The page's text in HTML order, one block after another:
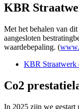
KBR
Met het behalen van
aangesloten
waardebepaling. (
KBR Straatwerk
Co2
In 2025 zijn we gestart